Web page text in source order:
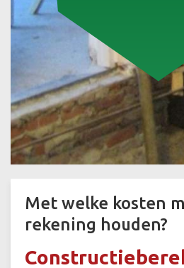
Met welke kosten
rekening houden?